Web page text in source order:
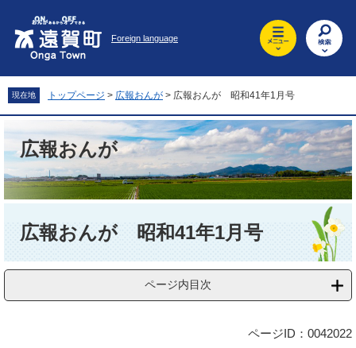
先
頭
を
飛
文
へ
Foreign language
現在地 トップページ > 広報おんが > 広報おんが 昭和41年1月号
広報おんが
広報おんが 昭和41年1月号
ページ内目次
ページID：0042022